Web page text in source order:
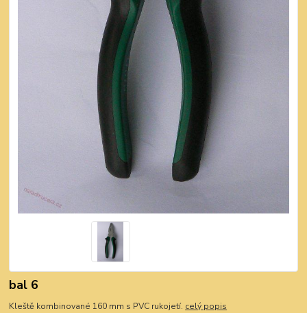
bal 6
Kleště kombinované 160 mm s PVC rukojetí. celý popis